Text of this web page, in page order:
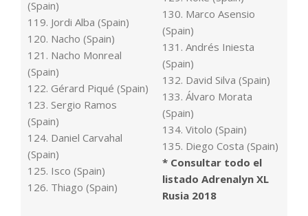
(Spain)
119. Jordi Alba (Spain)
120. Nacho (Spain)
121. Nacho Monreal
(Spain)
122. Gérard Piqué (Spain)
123. Sergio Ramos
(Spain)
124. Daniel Carvahal
(Spain)
125. Isco (Spain)
126. Thiago (Spain)
130. Marco Asensio
(Spain)
131. Andrés Iniesta
(Spain)
132. David Silva (Spain)
133. Álvaro Morata
(Spain)
134. Vitolo (Spain)
135. Diego Costa (Spain)
* Consultar todo el
listado Adrenalyn XL
Rusia 2018